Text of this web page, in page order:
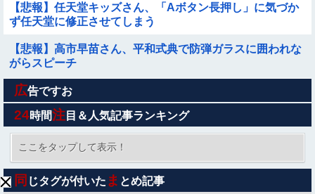
【悲報】任天堂キッズさん、「Aボタン長押し」に気づか
ず任天堂に修正させてしまう
【悲報】高市早苗さん、平和式典で防弾ガラスに囲われな
がらスピーチ
【画像】 美少女「女性の皆さんへ。パンツを履かずにを履
いてみてください」
【画像】閉店間際の回転ずし、ネタの量がバグってると話
題にｗｗｗｗｗ
【閲覧注意】人妻がヌード動画を公開 ⇒ ネット民「赤ち
ゃんに絶対に母乳を上げないで！」（衝撃動画）
広告ですお
24時間注 目＆人気記事ランキング
ここをタップして表示！
同 じタグが付いた ま とめ記事